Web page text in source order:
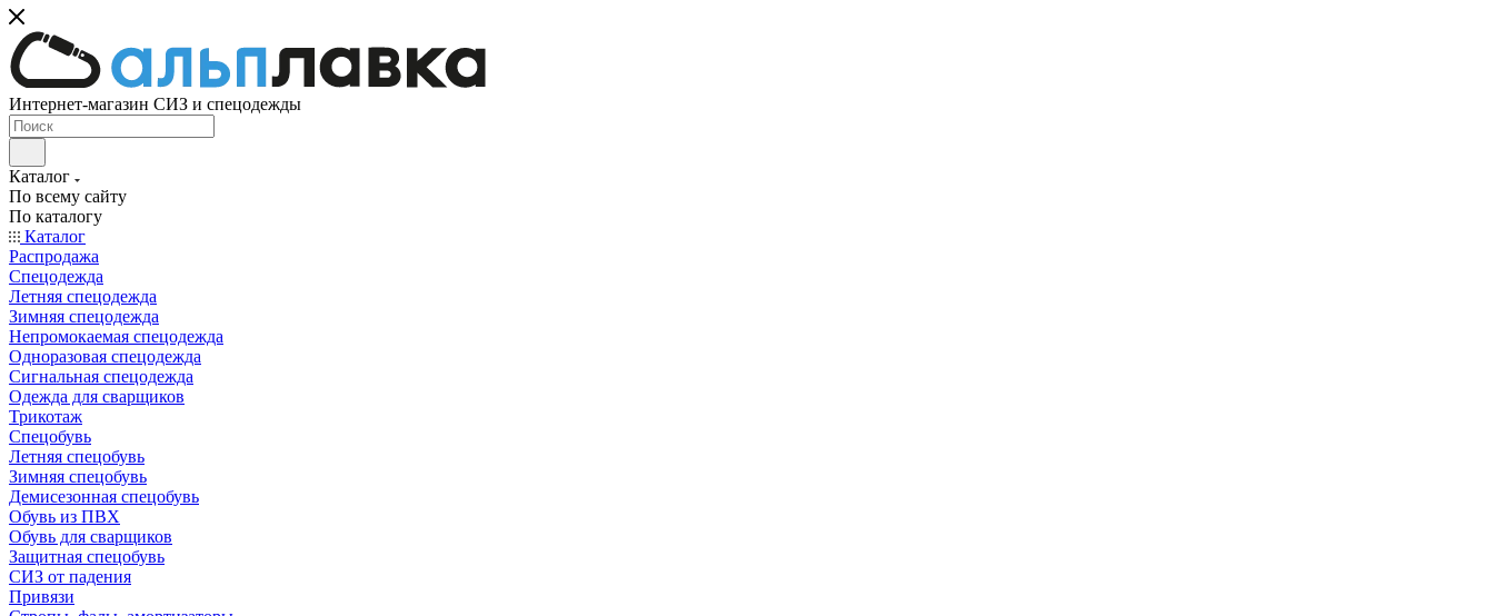
Интернет-магазин СИЗ и спецодежды
Каталог
По всему сайту
По каталогу
Каталог
Распродажа
Спецодежда
Летняя спецодежда
Зимняя спецодежда
Непромокаемая спецодежда
Одноразовая спецодежда
Сигнальная спецодежда
Одежда для сварщиков
Трикотаж
Спецобувь
Летняя спецобувь
Зимняя спецобувь
Демисезонная спецобувь
Обувь из ПВХ
Обувь для сварщиков
Защитная спецобувь
СИЗ от падения
Привязи